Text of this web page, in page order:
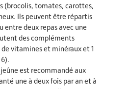
(brocolis, tomates, carottes,
Ils peuvent être répartis
entre deux repas avec une
des compléments
vitamines et minéraux et 1
est recommandé aux
une à deux fois par an et à